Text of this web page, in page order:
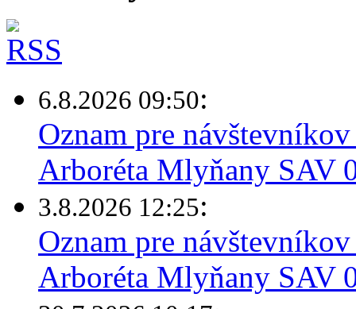
6.8.2026 09:50:
Oznam pre
Arboréta Mlyňany SAV
3.8.2026 12:25:
Oznam pre
Arboréta Mlyňany SAV